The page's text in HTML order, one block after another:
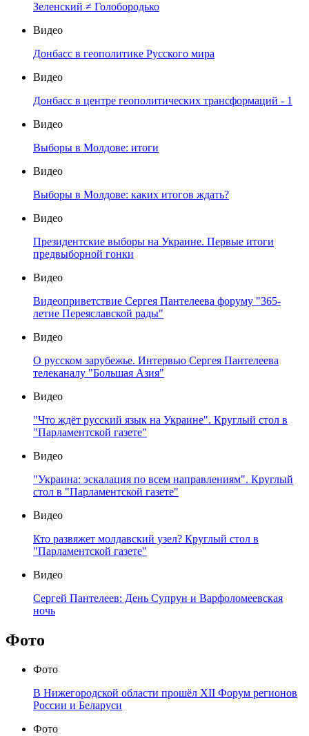
Зеленский ≠ Голобородько
Видео
Донбасс в геополитике Русского мира
Видео
Донбасс в центре геополитических трансформаций - 1
Видео
Выборы в Молдове: итоги
Видео
Выборы в Молдове: каких итогов ждать?
Видео
Президентские выборы на Украине. Первые итоги
предвыборной гонки
Видео
Видеоприветствие Сергея Пантелеева форуму "365-
летие Переяславской рады"
Видео
О русском зарубежье. Интервью Сергея Пантелеева
телеканалу "Большая Азия"
Видео
"Что ждёт русский язык на Украине". Круглый стол в
"Парламентской газете"
Видео
"Украина: эскалация по всем направлениям". Круглый
стол в "Парламентской газете"
Видео
Кто развяжет молдавский узел? Круглый стол в
"Парламентской газете"
Видео
Сергей Пантелеев: День Супрун и Варфоломеевская
ночь
Фото
Фото
В Нижегородской области прошёл XII Форум регионов
России и Беларуси
Фото